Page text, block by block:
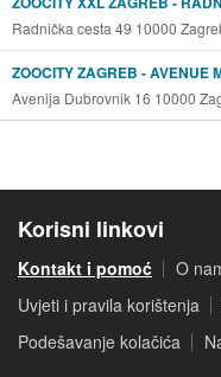
Radnička cesta 49 10000
ZOOCITY ZAGREB - AVENUE
Avenija Dubrovnik 16 10000
Korisni linkovi
Kontakt i pomoć O
Uvjeti i pravila korištenja
Podešavanje kolačića